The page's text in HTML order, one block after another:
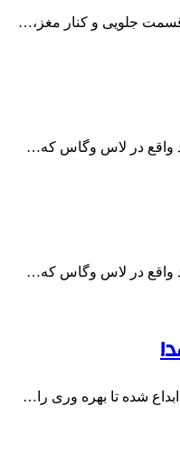
جلویی و کنار مغز،…
واقع در لاس وگاس که…
واقع در لاس وگاس که…
شده تا بهره وری را…